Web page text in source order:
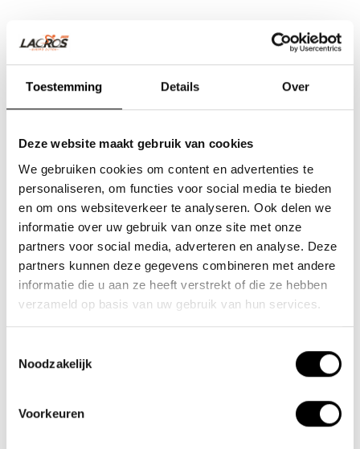
Toestemming Details Over
Deze website maakt gebruik van cookies
We gebruiken cookies om content en advertenties te
personaliseren, om functies voor social media te bieden
en om ons websiteverkeer te analyseren. Ook delen we
informatie over uw gebruik van onze site met onze
partners voor social media, adverteren en analyse. Deze
partners kunnen deze gegevens combineren met andere
informatie die u aan ze heeft verstrekt of die ze hebben
verzameld op basis van uw gebruik van hun services.
Noodzakelijk
Voorkeuren
Team Lacros
Nieuwe Eerdsebaan 16, 5482 VS Schijndel Nederland
CoC no.: 62140957
VAT number: NL854680950B01
(+31) 73 203 2487
(+31) 73 203 2487